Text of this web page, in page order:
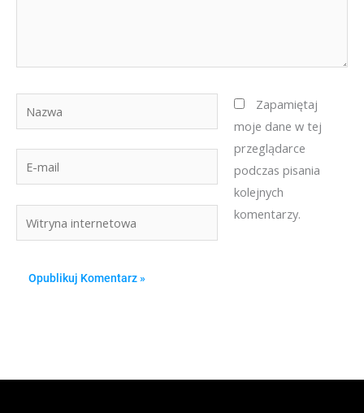
mail
internetowa
Zapamiętaj
moje dane w tej
przeglądarce
podczas pisania
kolejnych
komentarzy.